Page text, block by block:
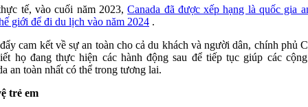
tế, vào cuối năm 2023,Canada đã được xếp hạng là quốc gia
giới để đi du lịch vào năm 2024 .
cam kết về sự an toàn cho cả du khách và người dân, chính phủ
họ đang thực hiện các hành động sau để tiếp tục giúp các
an toàn nhất có thể trong tương lai.
trẻ em